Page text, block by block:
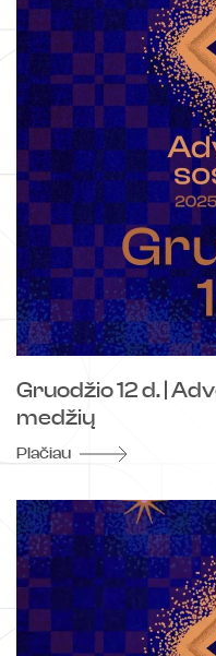
Kita
Gruodžio 12 d. |
medžių
Plačiau